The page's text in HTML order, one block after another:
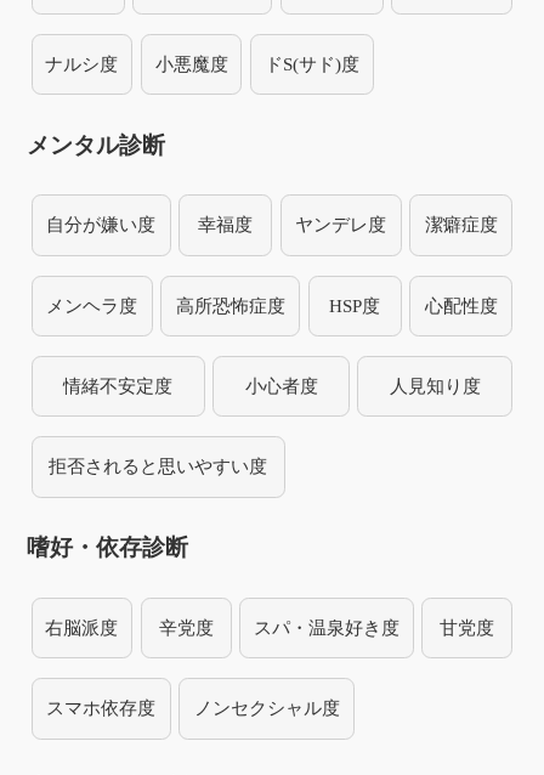
ナルシ度 小悪魔度 ドS(サド)度
メンタル診断
自分が嫌い度 幸福度 ヤンデレ度 潔癖症度
メンヘラ度 高所恐怖症度 HSP度 心配性度
情緒不安定度 小心者度 人見知り度
拒否されると思いやすい度
嗜好・依存診断
右脳派度 辛党度 スパ・温泉好き度 甘党度
スマホ依存度 ノンセクシャル度